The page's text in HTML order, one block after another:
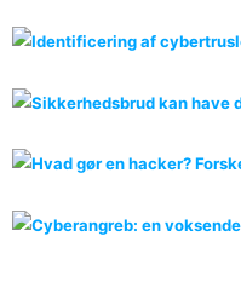
23. december 2024 Ingen
23. december 2024 Ingen
23. december 2024 Ingen
i
g
l
d
e